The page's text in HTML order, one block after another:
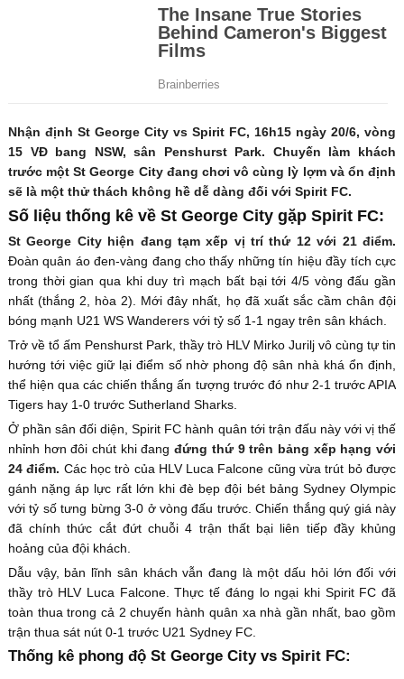
Nhận định St George City vs Spirit FC, 16h15 ngày 20/6, vòng
15 VĐ bang NSW, sân Penshurst Park. Chuyến làm khách
trước một St George City đang chơi vô cùng lỳ lợm và ổn định
sẽ là một thử thách không hề dễ dàng đối với Spirit FC.
Số liệu thống kê về St George City gặp Spirit FC:
St George City hiện đang tạm xếp vị trí thứ 12 với 21 điểm.
Đoàn quân áo đen-vàng đang cho thấy những tín hiệu đầy tích cực
trong thời gian qua khi duy trì mạch bất bại tới 4/5 vòng đấu gần
nhất (thắng 2, hòa 2). Mới đây nhất, họ đã xuất sắc cầm chân đội
bóng mạnh U21 WS Wanderers với tỷ số 1-1 ngay trên sân khách.
Trở về tổ ấm Penshurst Park, thầy trò HLV Mirko Jurilj vô cùng tự tin
hướng tới việc giữ lại điểm số nhờ phong độ sân nhà khá ổn định,
thể hiện qua các chiến thắng ấn tượng trước đó như 2-1 trước APIA
Tigers hay 1-0 trước Sutherland Sharks.
Ở phần sân đối diện, Spirit FC hành quân tới trận đấu này với vị thế
nhỉnh hơn đôi chút khi đang đứng thứ 9 trên bảng xếp hạng với
24 điểm. Các học trò của HLV Luca Falcone cũng vừa trút bỏ được
gánh nặng áp lực rất lớn khi đè bẹp đội bét bảng Sydney Olympic
với tỷ số tưng bừng 3-0 ở vòng đấu trước. Chiến thắng quý giá này
đã chính thức cắt đứt chuỗi 4 trận thất bại liên tiếp đầy khủng
hoảng của đội khách.
Dẫu vậy, bản lĩnh sân khách vẫn đang là một dấu hỏi lớn đối với
thầy trò HLV Luca Falcone. Thực tế đáng lo ngại khi Spirit FC đã
toàn thua trong cả 2 chuyến hành quân xa nhà gần nhất, bao gồm
trận thua sát nút 0-1 trước U21 Sydney FC.
Thống kê phong độ St George City vs Spirit FC: